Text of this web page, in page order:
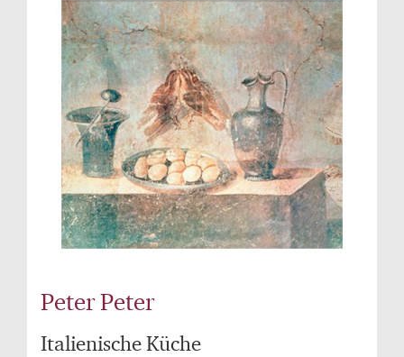
Peter Peter
Italienische Küche